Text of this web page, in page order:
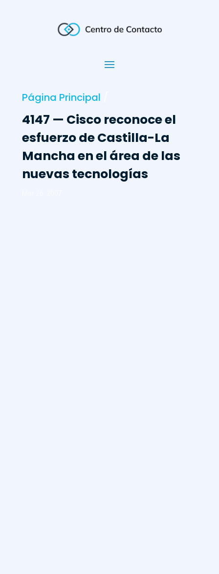
Página Principal
4147 — Cisco reconoce el
esfuerzo de Castilla-La
Mancha en el área de las
nuevas tecnologías